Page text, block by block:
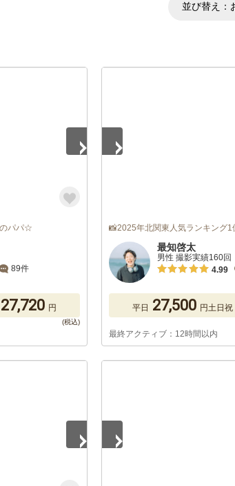
並び替え：
パパ☆
89件
27,720 円
📸2025年北関東人気ランキング1
最知啓太
男性 撮影実績160回
4.99
平日 27,500 円土日祝
最終アクティブ：12時間以内